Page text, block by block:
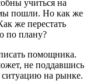
учиться на
пошли. Но как же
же перестать
по плану?
помощника.
не поддавшись
на рынке.